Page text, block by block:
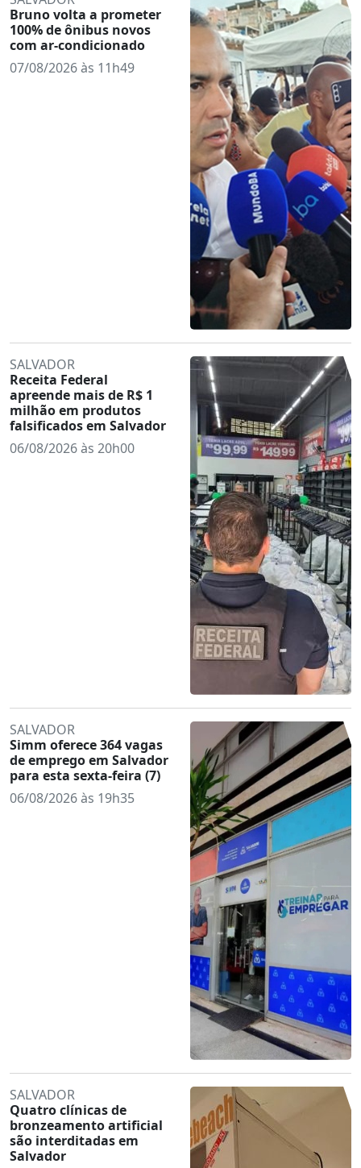
Bruno volta a prometer
100% de ônibus novos
com ar-condicionado
07/08/2026 às 11h49
SALVADOR
Receita Federal
apreende mais de R$ 1
milhão em produtos
falsificados em Salvador
06/08/2026 às 20h00
SALVADOR
Simm oferece 364 vagas
de emprego em Salvador
para esta sexta-feira (7)
06/08/2026 às 19h35
SALVADOR
Quatro clínicas de
bronzeamento artificial
são interditadas em
Salvador